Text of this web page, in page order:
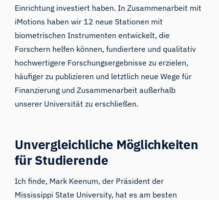
Einrichtung investiert haben. In Zusammenarbeit mit
iMotions haben wir 12 neue Stationen mit
biometrischen Instrumenten entwickelt, die
Forschern helfen können, fundiertere und qualitativ
hochwertigere Forschungsergebnisse zu erzielen,
häufiger zu publizieren und letztlich neue Wege für
Finanzierung und Zusammenarbeit außerhalb
unserer Universität zu erschließen.
Unvergleichliche Möglichkeiten
für Studierende
Ich finde, Mark Keenum, der Präsident der
Mississippi State University, hat es am besten